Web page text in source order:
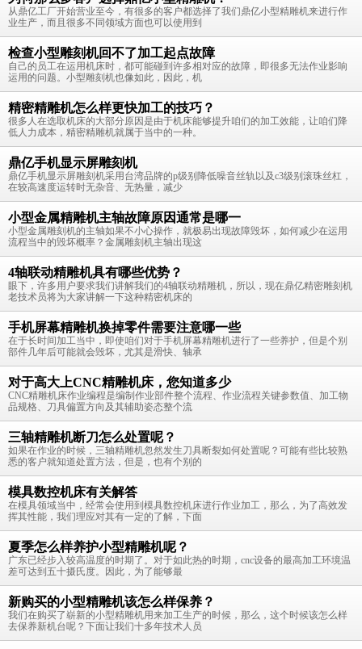
从鼎亿工厂开始营业至今，有很多的客户都选择了我们鼎亿小型精雕机来进行作
业生产，而且很多不同领域方面也可以使用到
检查小型雕刻机回不了加工起点故障
自己的员工在运用机床时，都可能碰到许多相对应的故障，即很多无法作业影响
运用的问题。小型雕刻机也像如此，因此，机
精密精雕机怎么样更快加工的技巧？
很多人在选取机床的大部分原因是由于机床能够提升咱们的加工效能，让咱们降
低人力成本，精密精雕机就属于当中的一种。
鼎亿手机显示屏雕刻机
鼎亿手机显示屏雕刻机采用台湾品牌的p级别降低噪音丝轨以及c3级别滚珠丝杠，
在较高速度运转时无杂音、无热量，减少
小型金属精雕机主轴故障原因通常是哪一
小型金属雕刻机的主轴如果不小心操作，就极易出现故障毁坏，如何减少在运用
流程当中的毁坏概率？金属雕刻机主轴出现这
4轴联动精雕机具有哪些优势？
眼下，许多用户要求我们讲解我们的4轴联动精雕机，所以，现在鼎亿精密雕刻机
老技术员将为大家讲解一下这种精密机床的
手机屏幕精雕机换掉零件需要注意哪一些
在于长时间加工当中，即使咱们对于手机屏幕精雕机进行了一些养护，但是个别
部件几年后可能就会毁坏，尤其是滑快、轴承
对于高大上CNC精雕机床，您知道多少
CNC精雕机床作业编程是编制作业部件整个流程、作业流程关键参数值、加工物
品规格、刀具偏置方向及其辅助姿态整个流
三轴精雕机断刀怎么处置呢？
如果在作业的时候，三轴精雕机忽然发生刀具断裂如何处置呢？可能有些比较熟
悉的客户就知道处置方法，但是，也有个别的
模具数控机床有关解答
在模具领域当中，经常会使用到模具数控机床进行作业加工，那么，为了高效发
挥其性能，我们理应对其有一定的了解，下面
夏季怎么样养护小型精雕机呢？
广东已经步入较高温度的时期了。对于如此热的时期，cnc设备的最高加工环境温
差可达到五十摄氏度。因此，为了能够最
新购买的小型精雕机该怎么样保养？
我们在购买了崭新的小型精雕机用来加工生产的时候，那么，这个时候该怎么样
去保养新机台呢？下面让我们十多年技术人员